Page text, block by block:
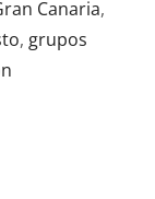
Canaria,
, grupos